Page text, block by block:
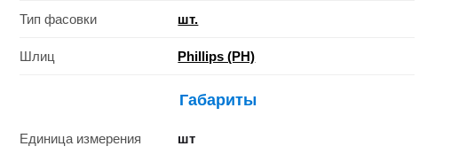
Тип фасовки шт.
Шлиц Phillips (PH)
Габариты
Единица измерения шт